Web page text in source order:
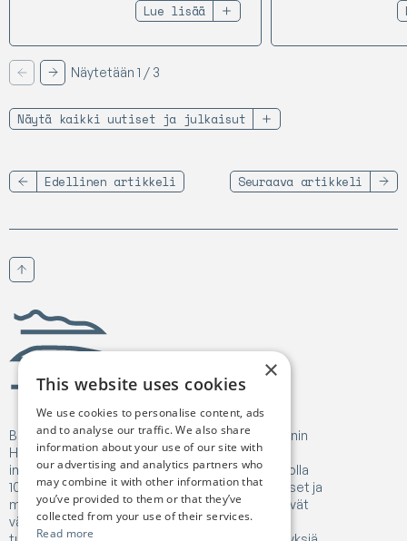
Lue lisää
EdellinenSeuraava
Näytetään 1 / 3
Näytä kaikki uutiset ja julkaisut
Edellinen artikkeli Seuraava artikkeli
Vieritä ylös
Birgejupmi
Birgejupmi on saanut rahoitusta Euroopan unionin
Horizon Europe -tutkimus- ja
innovaatiorahoitusohjelmasta, sopimusnumerolla
101182041. Näissä julkaisuissa esitetyt näkemykset ja
mielipiteet ovat kuitenkin vain tekijänsä ja ne eivät
välttämättä edusta Euroopan unionin tai
×
This website uses cookies
We use cookies to personalise content, ads
and to analyse our traffic. We also share
information about your use of our site with
our advertising and analytics partners who
may combine it with other information that
you’ve provided to them or that they’ve
collected from your use of their services.
Read more